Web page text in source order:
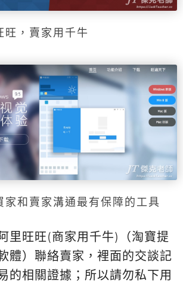
旺，賣家用千牛
家和賣家溝通最有保障的工具
里旺旺(商家用千牛)（淘寶提
體）聯絡賣家，裡面的交談記
的相關證據；所以請勿私下用